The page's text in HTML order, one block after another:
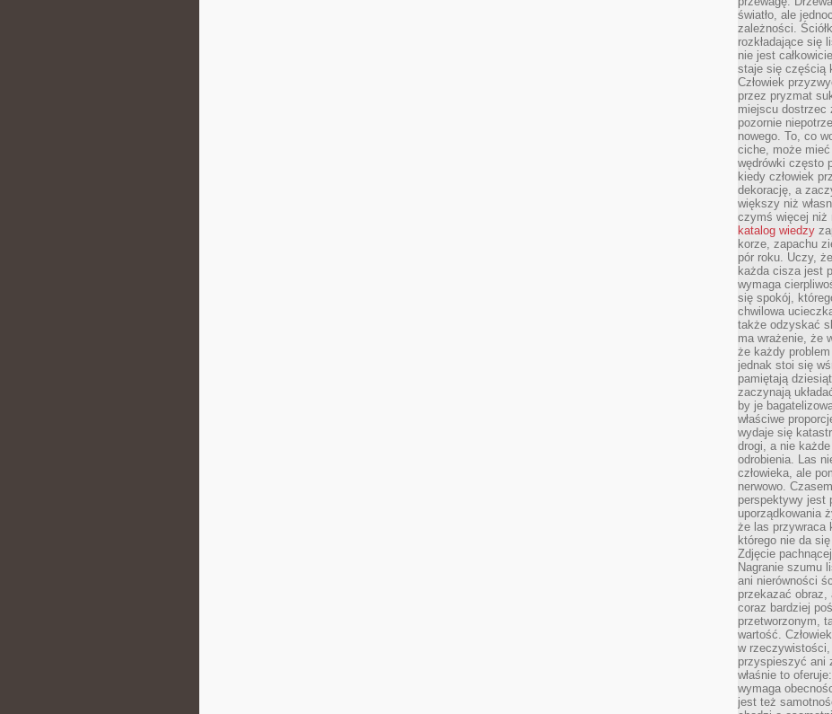
światło, ale
zależności.
rozkładające się
nie jest
staje się częścią
Człowiek
przez pryzmat
miejscu dostrzec
pozornie
nowego. To, co
ciche, może mieć
wędrówki często
kiedy człowiek
dekorację, a
większy niż
czymś więcej niż
katalog wiedzy
korze, zapachu
pór roku. Uczy,
każda cisza jest
wymaga
się spokój,
chwilowa
także odzyskać
ma wrażenie, że
że każdy
jednak stoi się
pamiętają
zaczynają
by je
właściwe
wydaje się
drogi, a nie
odrobienia. Las
człowieka, ale
nerwowo.
perspektywy jest
uporządkowania
że las przywraca
którego nie da
Zdjęcie
Nagranie szumu
ani nierówności
przekazać
coraz bardziej
przetworzonym,
wartość.
w
przyspieszyć ani
właśnie to
wymaga
jest też